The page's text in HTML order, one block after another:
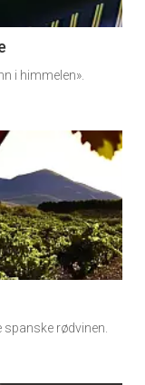
i himmelen».
rødvinen.